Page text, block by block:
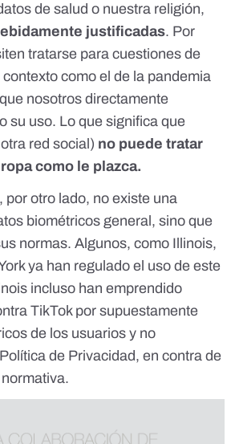
de salud o nuestra religión,
justificadas. Por
tratarse para cuestiones de
como el de la pandemia
nosotros directamente
su uso. Lo que significa que
red social) no puede tratar
como le plazca.
por otro lado, no existe una
biométricos general, sino que
normas. Algunos, como Illinois,
ya han regulado el uso de este
incluso han emprendido
TikTokpor supuestamente
de los usuarios y no
de Privacidad, en contra de
.